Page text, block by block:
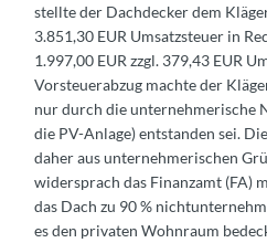
stellte der Dachdecker dem
3.851,30 EUR Umsatzsteuer in
1.997,00 EUR zzgl. 379,43 EUR
Vorsteuerabzug machte der
nur durch die unternehmerische
die PV-Anlage) entstanden sei.
daher aus unternehmerischen
widersprach das Finanzamt (FA)
das Dach zu 90 %
es den privaten Wohnraum